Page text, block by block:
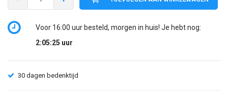
Voor 16:00 uur besteld, morgen in huis! Je hebt nog:
2:05:25 uur
30 dagen bedenktijd